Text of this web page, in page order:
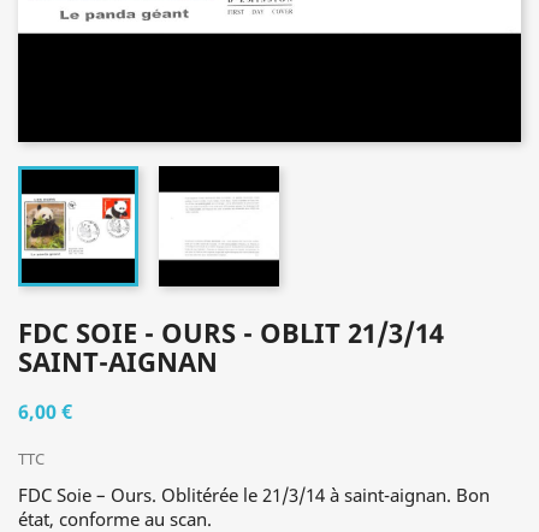
FDC SOIE - OURS - OBLIT 21/3/14
SAINT-AIGNAN
6,00 €
TTC
FDC Soie – Ours. Oblitérée le 21/3/14 à saint-aignan. Bon
état, conforme au scan.